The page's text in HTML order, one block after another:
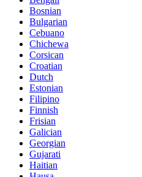
Bosnian
Bulgarian
Cebuano
Chichewa
Corsican
Croatian
Dutch
Estonian
Filipino
Finnish
Frisian
Galician
Georgian
Gujarati
Haitian